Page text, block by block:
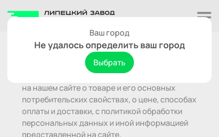
Ваш город
Не удалось определить ваш город
Выбрать
Правила интернет-магазина
Покупатель перед оформлением заказа обязан
ознакомиться с информацией, представленной
на нашем сайте о товаре и его основных
потребительских свойствах, о цене, способах
оплаты и доставки, с политикой обработки
персональных данных и иной информацией
представленной на сайте.